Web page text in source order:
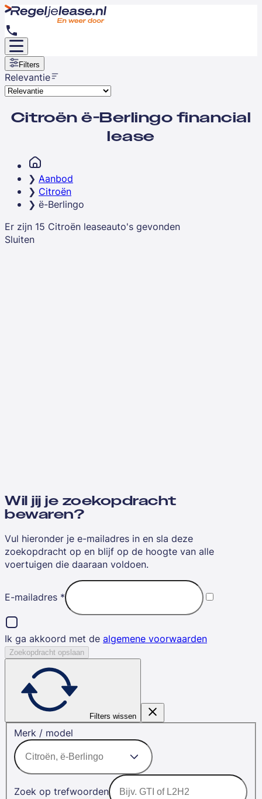
Filters
Relevantie
Citroën ë-Berlingo financial
lease
Aanbod
Citroën
ë-Berlingo
Er zijn 15 Citroën leaseauto's gevonden
Sluiten
Wil jij je zoekopdracht
bewaren?
Vul hieronder je e-mailadres in en sla deze
zoekopdracht op en blijf op de hoogte van alle
voertuigen die daaraan voldoen.
E-mailadres *
Ik ga akkoord met de algemene voorwaarden
Zoekopdracht opslaan
Filters wissen
Merk / model
Zoek op trefwoorden